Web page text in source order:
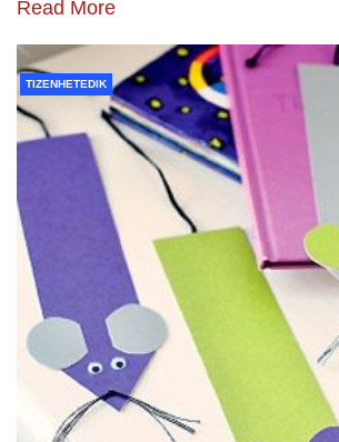
Read More
TIZENHETEDIK